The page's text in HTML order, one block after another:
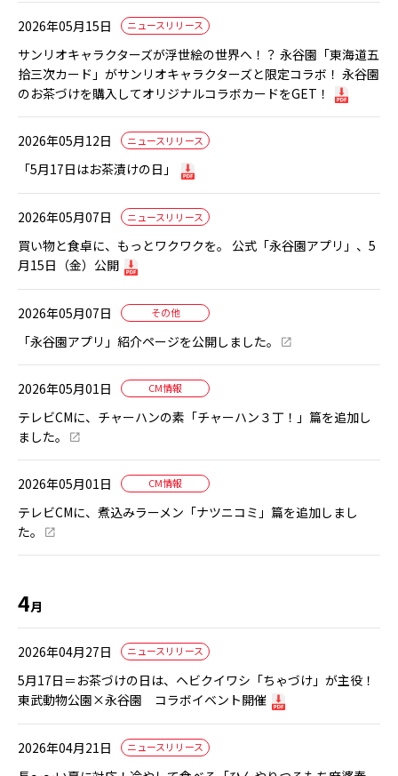
2026年05月15日 ニュースリリース
サンリオキャラクターズが浮世絵の世界へ！？ 永谷園「東海道五
拾三次カード」がサンリオキャラクターズと限定コラボ！ 永谷園
のお茶づけを購入してオリジナルコラボカードをGET！
2026年05月12日 ニュースリリース
「5月17日はお茶漬けの日」
2026年05月07日 ニュースリリース
買い物と食卓に、もっとワクワクを。 公式「永谷園アプリ」、5
月15日（金）公開
2026年05月07日 その他
「永谷園アプリ」紹介ページを公開しました。
2026年05月01日 CM情報
テレビCMに、チャーハンの素「チャーハン３丁！」篇を追加し
ました。
2026年05月01日 CM情報
テレビCMに、煮込みラーメン「ナツニコミ」篇を追加しまし
た。
4月
2026年04月27日 ニュースリリース
5月17日＝お茶づけの日は、ヘビクイワシ「ちゃづけ」が主役！
東武動物公園×永谷園 コラボイベント開催
2026年04月21日 ニュースリリース